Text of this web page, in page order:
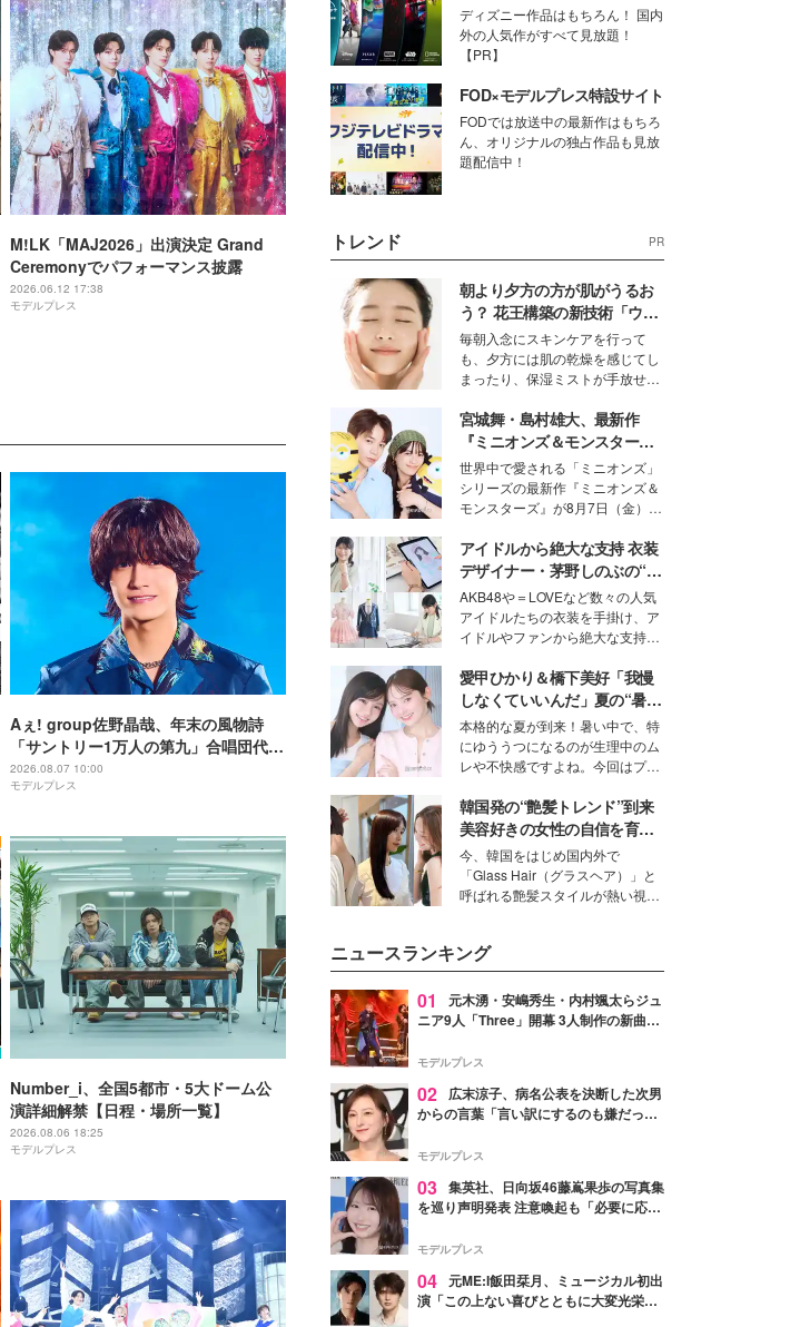
M!LK「MAJ2026」出演決定 Grand
Ceremonyでパフォーマンス披露
2026.06.12 17:38
モデルプレス
Aぇ! group佐野晶哉、年末の風物詩
「サントリー1万人の第九」合唱団代表
に就任 3か月のレッスン経て本番に臨
む
2026.08.07 10:00
モデルプレス
Number_i、全国5都市・5大ドーム公
演詳細解禁【日程・場所一覧】
2026.08.06 18:25
モデルプレス
ディズニー作品はもちろん！ 国内
外の人気作がすべて見放題！
【PR】
FOD×モデルプレス特設サイト
FODでは放送中の最新作はもちろ
ん、オリジナルの独占作品も見放
題配信中！
トレンド PR
朝より夕方の方が肌がうるお
う？ 花王構築の新技術「ウォ
ーターキャプチャリングスキ
ン（捕水肌）」がスキンケア
の常識を変える予感
毎朝入念にスキンケアを行って
も、夕方には肌の乾燥を感じてし
まったり、保湿ミストが手放せな
な美容の常識を大きく変える可能
性を秘めた、革新的な「Water
Capturing Skin（ウォーターキャ
プチャリングスキン：捕水肌）」
技術を、花王が構築した。
宮城舞・島村雄大、最新作
『ミニオンズ＆モンスター
ズ』の魅力熱弁 ハチャメチャ
だけじゃない“友情と絆”に感
動
世界中で愛される「ミニオンズ」
シリーズの最新作『ミニオンズ＆
モンスターズ』が8月7日（金）に
ニオン好き”という共通点を持つモ
デルの宮城舞と島村雄大の特別対
談をお届け！それぞれの視点か
ら、今作ならではの魅力や予想外
の感動をもたらす奥深いストーリ
ーについて熱く語り合ってもらっ
た。
アイドルから絶大な支持 衣装
デザイナー・茅野しのぶの“可
愛い”を作る美学＜「シチズン
クロスシー」インタビュー＞
AKB48や＝LOVEなど数々の人気
アイドルたちの衣装を手掛け、ア
イドルやファンから絶大な支持を
取締役兼クリエイティブディレク
ター・茅野しのぶ。一人ひとりの
個性に寄り添い、魅力を引き出す
衣装作りは、多くの女性たちに勇
気と自信を与え続けている。
愛甲ひかり＆橋下美好「我慢
しなくていいんだ」夏の“暑さ
対策”の新しい選択肢とは？
本格的な夏が到来！暑い中で、特
にゆううつになるのが生理中のム
レや不快感ですよね。今回はプラ
モデル・愛甲ひかりさんと橋下美
好さんを迎えて本音で女子会トー
ク。猛暑のお出かけを快適に過ご
すヒントや、2人が感動した夏の
生理の新常識にも迫りました。
韓国発の“艶髪トレンド”到来
美容好きの女性の自信を育む
「ヘアケア事情」って？
今、韓国をはじめ国内外で
「Glass Hair（グラスヘア）」と
呼ばれる艶髪スタイルが熱い視線
して、“髪そのものの美しさ”に改
めて注目する人が増えている様
子。今回は、そんな憧れの艶やか
な髪を日常で叶える、美容好きの
ます。
ニュースランキング
01
元木湧・安嶋秀生・内村颯太らジュ
ニア9人「Three」開幕 3人制作の新曲＆
進んで夢を掴みたい」【ゲネプロレポ】
モデルプレス
02
広末涼子、病名公表を決断した次男
からの言葉「言い訳にするのも嫌だっ
モデルプレス
03 集英社、日向坂46藤嶌果歩の写真集
を巡り声明発表 注意喚起も「必要に応じ
モデルプレス
04 元ME:I飯田栞月、ミュージカル初出
演「この上ない喜びとともに大変光栄」